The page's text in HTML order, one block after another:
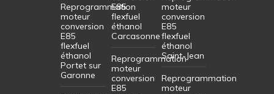
Reprogrammation
moteur
conversion
E85
flexfuel
éthanol
Portet sur
Garonne
E85
flexfuel
éthanol
Carcasonne
Reprogrammation
moteur
conversion
E85
moteur
conversion
E85
flexfuel
éthanol
Saint-Jean
Reprogrammation
moteur